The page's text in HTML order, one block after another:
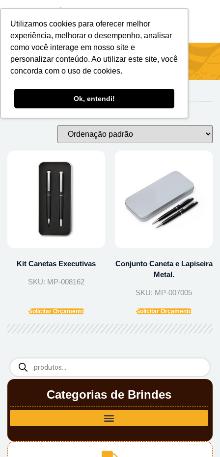
Utilizamos cookies para oferecer melhor
experiência, melhorar o desempenho, analisar
como você interage em nosso site e
personalizar conteúdo. Ao utilizar este site, você
concorda com o uso de cookies.
Ok, entendi!
Início/Escritório/ Acionamento Por Rotação
Categorias de Brindes
Acionamento por Rotação
Kit Canetas Executivas
SKU: MP-008162
Solicitar Orçamento
Conjunto Caneta e Lapiseira
Metal.
SKU: MP-007005
Solicitar Orçamento